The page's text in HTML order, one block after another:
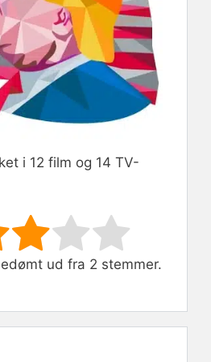
i 12 film og 14 TV-
Submit Rating
ud fra 2 stemmer.